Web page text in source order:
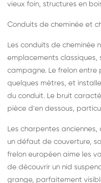
vieux foin, structures en
Conduits de cheminée et
Les conduits de cheminée
emplacements classiques,
campagne. Le frelon
quelques mètres, et
du conduit. Le bruit
pièce d'en dessous,
Les charpentes
un défaut de couverture,
frelon européen aime les
de découvrir un nid
grange, parfaitement